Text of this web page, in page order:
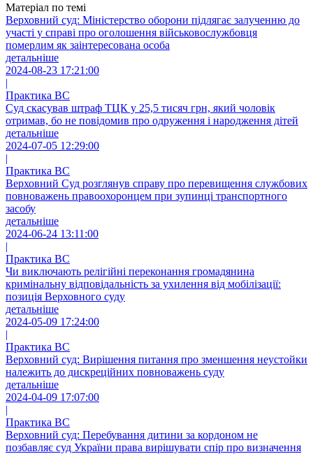
Матеріал по темі
Верховний суд: Міністерство оборони підлягає залученню до
участі у справі про оголошення військовослужбовця
померлим як заінтересована особа
детальніше
2024-08-23 17:21:00
|
Практика ВС
Суд скасував штраф ТЦК у 25,5 тисяч грн, який чоловік
отримав, бо не повідомив про одруження і народження дітей
детальніше
2024-07-05 12:29:00
|
Практика ВС
Верховний Суд розглянув справу про перевищення службових
повноважень правоохоронцем при зупинці транспортного
засобу
детальніше
2024-06-24 13:11:00
|
Практика ВС
Чи виключають релігійні переконання громадянина
кримінальну відповідальність за ухилення від мобілізації:
позиція Верховного суду
детальніше
2024-05-09 17:24:00
|
Практика ВС
Верховний суд: Вирішення питання про зменшення неустойки
належить до дискреційних повноважень суду
детальніше
2024-04-09 17:07:00
|
Практика ВС
Верховний суд: Перебування дитини за кордоном не
позбавляє суд України права вирішувати спір про визначення